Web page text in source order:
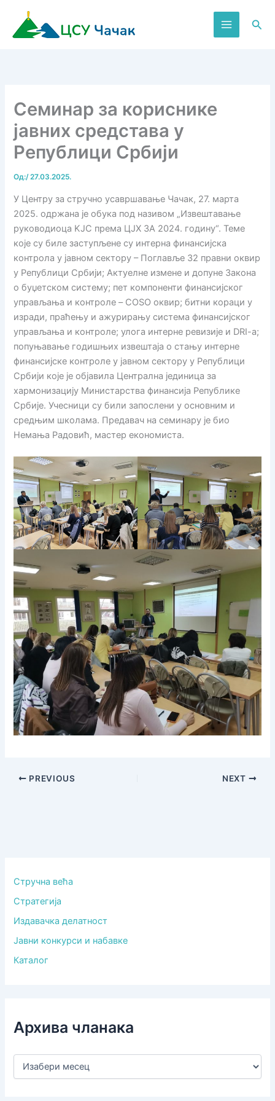
садржај
Семинар за кориснике
јавних средстава у
Републици Србији
Од:/27.03.2025.
У Центру за стручно усавршавање Чачак, 27. марта
2025. одржана је обука под називом „Извештавање
руководиоца KЈС према ЦЈХ ЗА 2024. годину“. Теме
које су биле заступљене су интерна финансијска
контрола у јавном сектору – Поглавље 32 правни оквир
у Републици Србији; Актуелне измене и допуне Закона
о буџетском систему; пет компоненти финансијског
управљања и контроле – COSO оквир; битни кораци у
изради, праћењу и ажурирању система финансијског
управљања и контроле; улога интерне ревизије и DRI-a;
попуњавање годишњих извештаја о стању интерне
финансијске контроле у јавном сектору у Републици
Србији које је објавила Централна јединица за
хармонизацију Министарства финансија Републике
Србије. Учесници су били запослени у основним и
средњим школама. Предавач на семинару је био
Немања Радовић, мастер економиста.
PREVIOUS NEXT
Стручна већа
Стратегија
Издавачка делатност
Јавни конкурси и набавке
Каталог
Архива чланака
А